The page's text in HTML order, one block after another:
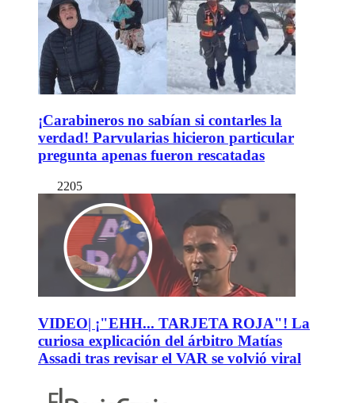
¡Carabineros no sabían si contarles la
verdad! Parvularias hicieron particular
pregunta apenas fueron rescatadas
2205
VIDEO| ¡"EHH... TARJETA ROJA"! La
curiosa explicación del árbitro Matías
Assadi tras revisar el VAR se volvió viral